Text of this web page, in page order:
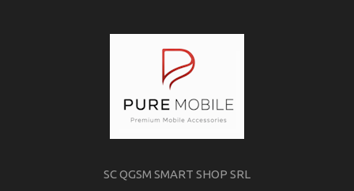
SC QGSM SMART SHOP SRL